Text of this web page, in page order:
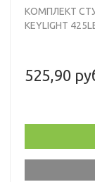
КОМПЛЕКТ
KEYLIGHT
525,90